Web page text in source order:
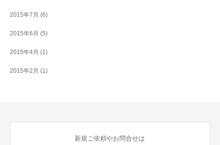
2015年7月 (6)
2015年6月 (5)
2015年4月 (1)
2015年2月 (1)
新規ご依頼やお問合せは